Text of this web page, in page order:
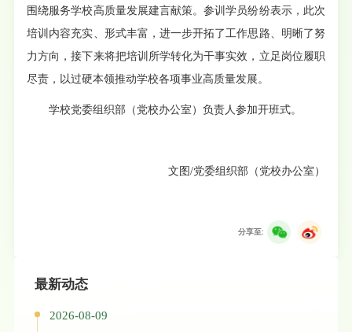
围绕服务学校高质量发展建言献策。参训学员纷纷表示，此次
培训内容充实、形式丰富，进一步开拓了工作思路、明晰了努
力方向，接下来将把培训所学转化为干事实效，立足岗位履职
尽责，以过硬本领推动学校各项事业高质量发展。
学校党委组织部（党校办公室）负责人参加开班式。
文图/党委组织部（党校办公室）
分享至:
最新动态
2026-08-09